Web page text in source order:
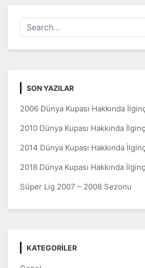
SON YAZILAR
2006 Dünya Kupası Hakkında
2010 Dünya Kupası Hakkında
2014 Dünya Kupası Hakkında
2018 Dünya Kupası Hakkında
Süper Lig 2007 – 2008 Sezonu
KATEGORILER